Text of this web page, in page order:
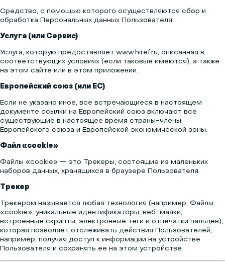
Средство, с помощью которого осуществляются сбор и
обработка Персональных данных Пользователя.
Услуга (или Сервис)
Услуга, которую предоставляет www.hiref.ru, описанная в
соответствующих условиях (если таковые имеются), а также
на этом сайте или в этом приложении.
Европейский союз (или ЕС)
Если не указано иное, все встречающиеся в настоящем
документе ссылки на Европейский союз включают все
существующие в настоящее время страны-члены
Европейского союза и Европейской экономической зоны.
Файл «cookie»
Файлы «cookie» — это Трекеры, состоящие из маленьких
наборов данных, хранящихся в браузере Пользователя.
Трекер
Трекером называется любая технология (например, Файлы
«cookie», уникальные идентификаторы, веб-маяки,
встроенные скрипты, электронные теги и отпечатки пальцев),
которая позволяет отслеживать действия Пользователей,
например, получая доступ к информации на устройстве
Пользователя и сохранять ее на этом устройстве.